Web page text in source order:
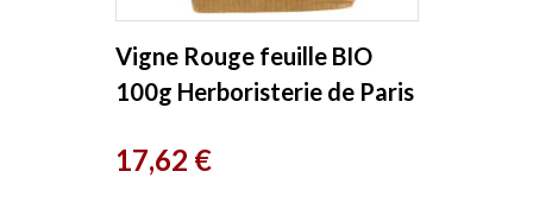
Vigne Rouge feuille BIO
100g Herboristerie de Paris
Prix
17,62 €